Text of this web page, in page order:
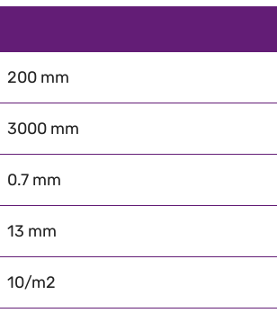
200 mm
3000 mm
0.7 mm
13 mm
10/m2